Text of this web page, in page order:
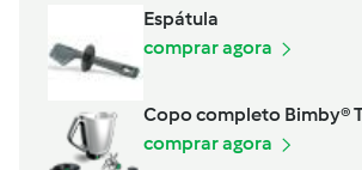
Espátula
comprar agora
Copo completo Bimby®
comprar agora